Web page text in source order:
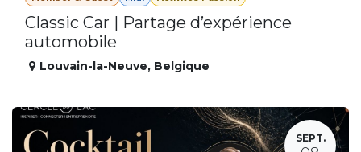
Classic Car | Partage d’expérience
automobile
Louvain-la-Neuve, Belgique
SEPT.